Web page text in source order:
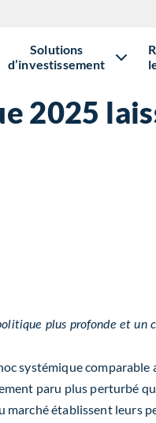
Solutions
d’investissement
2025
plus profonde et un
systémique
paru plus perturbé
marché établissent leurs